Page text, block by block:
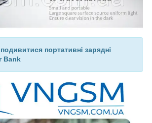
портативні зарядні
Bank